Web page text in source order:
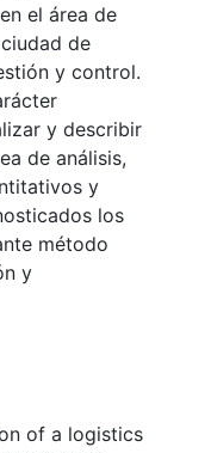
el área de
de
y control.
y describir
de análisis,
y
los
método
y
of a logistics